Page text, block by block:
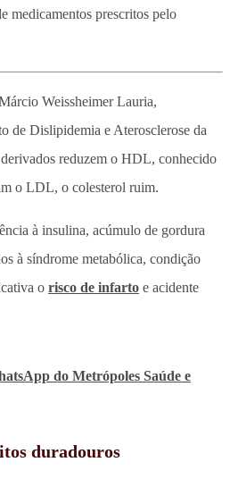
medicamentos prescritos pelo
Weissheimer Lauria,
de Dislipidemia e Aterosclerose da
reduzem o HDL, conhecido
o LDL, o colesterol ruim.
à insulina, acúmulo de gordura
à síndrome metabólica, condição
o risco de infarto e acidente
do Metrópoles Saúde e
duradouros